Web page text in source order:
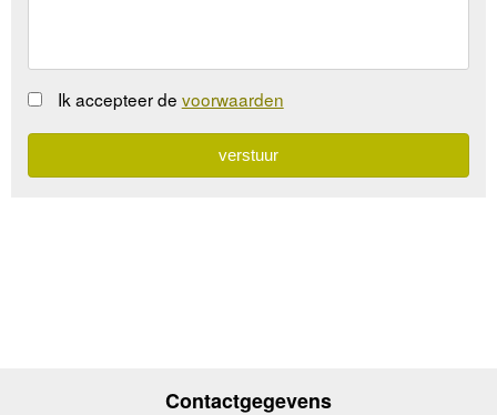
Ik accepteer de voorwaarden
Contactgegevens